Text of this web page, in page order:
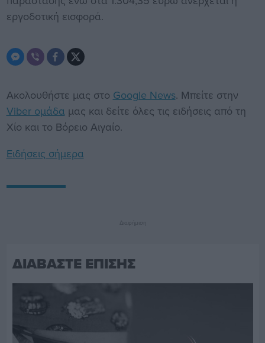
εργοδοτική εισφορά.
Ακολουθήστε μας στο Google News. Μπείτε στην
Viber ομάδα μας και δείτε όλες τις ειδήσεις από τη
Χίο και το Βόρειο Αιγαίο.
Ειδήσεις σήμερα
Διαφήμιση
ΔΙΑΒΑΣΤΕ ΕΠΙΣΗΣ